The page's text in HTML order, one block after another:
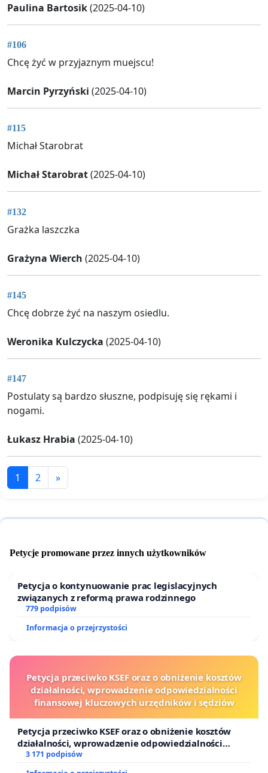
Paulina Bartosik(2025-04-10)
#106
Chcę żyć w przyjaznym muejscu!
Marcin Pyrzyński (2025-04-10)
#115
Michał Starobrat
Michał Starobrat(2025-04-10)
#132
Grażka laszczka
Grażyna Wierch (2025-04-10)
#145
Chcę dobrze żyć na naszym osiedlu.
Weronika Kulczycka (2025-04-10)
#147
Postulaty są bardzo słuszne, podpisuję się rękami i
nogami.
Łukasz Hrabia (2025-04-10)
1 2 »
Petycje promowane przez innych użytkowników
Petycja o kontynuowanie prac legislacyjnych
związanych z reformą prawa rodzinnego
779 podpisów
Informacja o przejrzystości
Petycja przeciwko KSEF oraz o obniżenie kosztów
działalności, wprowadzenie odpowiedzialności
finansowej kluczowych urzędników i sędziów
Petycja przeciwko KSEF oraz o obniżenie kosztów
działalności, wprowadzenie odpowiedzialności
finansowej kluczowych urzędników i sędziów
3 171 podpisów